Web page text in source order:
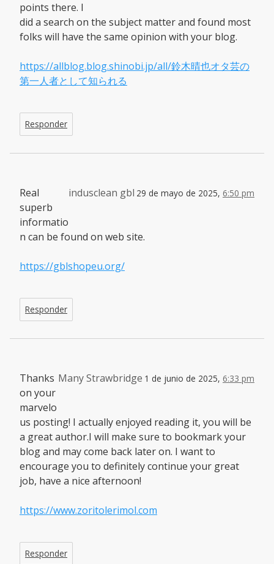
points there. I
did a search on the subject matter and found most
folks will have the same opinion with your blog.
https://allblog.blog.shinobi.jp/all/鈴木晴也オタ芸の
第一人者として知られる
Responder
indusclean gbl 29 de mayo de 2025, 6:50 pm
Real
superb
informatio
n can be found on web site.
https://gblshopeu.org/
Responder
Many Strawbridge 1 de junio de 2025, 6:33 pm
Thanks
on your
marvelo
us posting! I actually enjoyed reading it, you will be
a great author.I will make sure to bookmark your
blog and may come back later on. I want to
encourage you to definitely continue your great
job, have a nice afternoon!
https://www.zoritolerimol.com
Responder